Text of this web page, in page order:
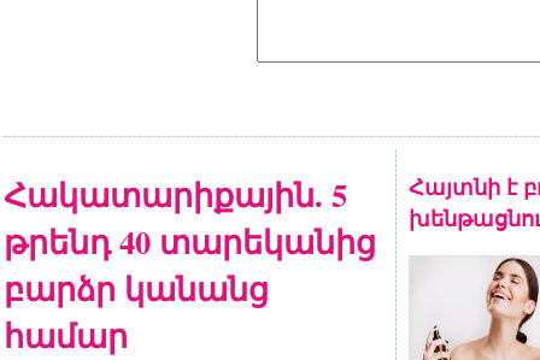
Հակատարիքային. 5
թրենդ 40 տարեկանից
բարձր կանանց
համար
Հայտնի է